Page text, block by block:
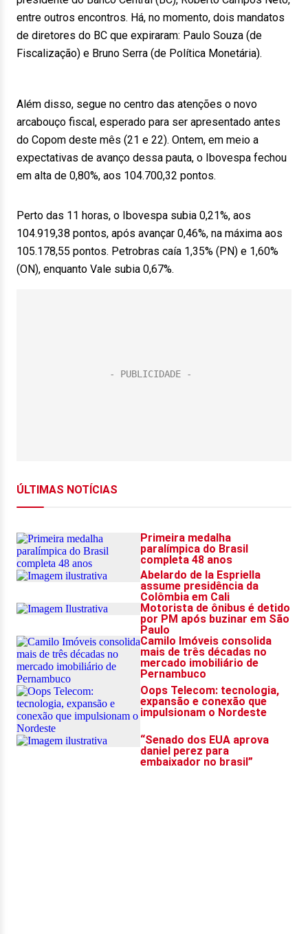
entre outros encontros. Há, no momento, dois mandatos
de diretores do BC que expiraram: Paulo Souza (de
Fiscalização) e Bruno Serra (de Política Monetária).
Além disso, segue no centro das atenções o novo
arcabouço fiscal, esperado para ser apresentado antes
do Copom deste mês (21 e 22). Ontem, em meio a
expectativas de avanço dessa pauta, o Ibovespa fechou
em alta de 0,80%, aos 104.700,32 pontos.
Perto das 11 horas, o Ibovespa subia 0,21%, aos
104.919,38 pontos, após avançar 0,46%, na máxima aos
105.178,55 pontos. Petrobras caía 1,35% (PN) e 1,60%
(ON), enquanto Vale subia 0,67%.